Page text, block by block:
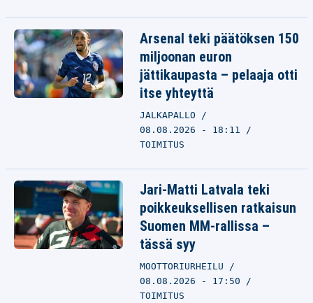
Arsenal teki päätöksen 150
miljoonan euron
jättikaupasta – pelaaja otti
itse yhteyttä
JALKAPALLO
08.08.2026 - 18:11
TOIMITUS
Jari-Matti Latvala teki
poikkeuksellisen ratkaisun
Suomen MM-rallissa –
tässä syy
MOOTTORIURHEILU
08.08.2026 - 17:50
TOIMITUS